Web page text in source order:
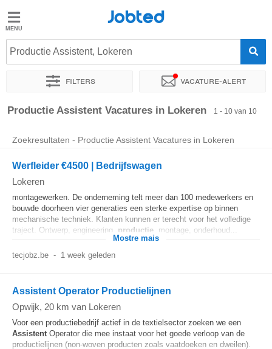
Jobted
Taal
Jobted
Productie Assistent, Lokeren
Filters Vacature-alert
Sorteer op Exacte locatie
Productie Assistent Vacatures in Lokeren 1 - 10 van 10
Zoekresultaten - Productie Assistent Vacatures in Lokeren
Werfleider €4500 | Bedrijfswagen
Lokeren
montagewerken. De onderneming telt meer dan 100 medewerkers en
bouwde doorheen vier generaties een sterke expertise op binnen
mechanische techniek. Klanten kunnen er terecht voor het volledige
traject. Ontwerp, engineering, productie , montage, onderhoud...
Mostre mais
tecjobz.be - 1 week geleden
Assistent Operator Productielijnen
Opwijk, 20 km van Lokeren
Voor een productiebedrijf actief in de textielsector zoeken we een
Assistent Operator die mee instaat voor het goede verloop van de
productielijnen (non-woven producten zoals vaatdoeken en dweilen).